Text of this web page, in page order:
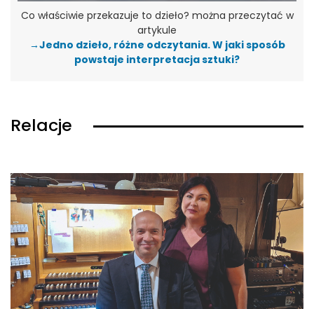
Co właściwie przekazuje to dzieło? można przeczytać w
artykule
→Jedno dzieło, różne odczytania. W jaki sposób
powstaje interpretacja sztuki?
Relacje